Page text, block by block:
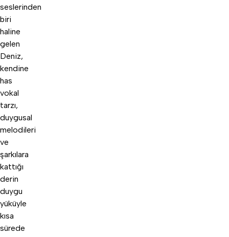
seslerinden
biri
haline
gelen
Deniz,
kendine
has
vokal
tarzı,
duygusal
melodileri
ve
şarkılara
kattığı
derin
duygu
yüküyle
kısa
sürede